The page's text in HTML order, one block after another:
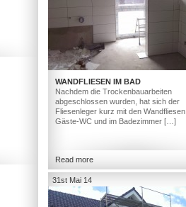
WANDFLIESEN IM BAD
Nachdem die Trockenbauarbeiten
abgeschlossen wurden, hat sich der
Fliesenleger kurz mit den
Gäste-WC und im Badezimmer […]
Read more
31st Mai 14